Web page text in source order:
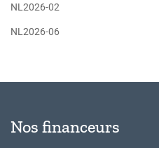
NL2026-02
NL2026-06
Nos financeurs